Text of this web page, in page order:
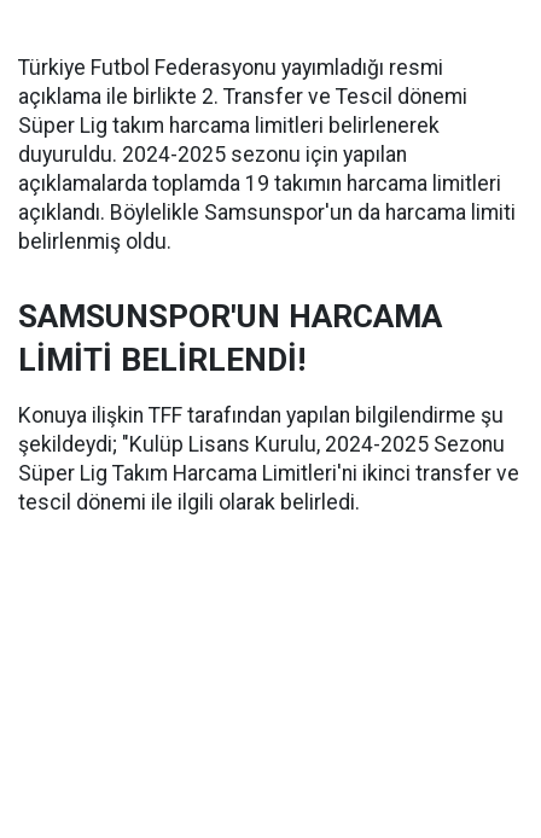
Türkiye Futbol Federasyonu yayımladığı resmi
açıklama ile birlikte 2. Transfer ve Tescil dönemi
Süper Lig takım harcama limitleri belirlenerek
duyuruldu. 2024-2025 sezonu için yapılan
açıklamalarda toplamda 19 takımın harcama limitleri
açıklandı. Böylelikle Samsunspor'un da harcama limiti
belirlenmiş oldu.
SAMSUNSPOR'UN HARCAMA
LİMİTİ BELİRLENDİ!
Konuya ilişkin TFF tarafından yapılan bilgilendirme şu
şekildeydi; "Kulüp Lisans Kurulu, 2024-2025 Sezonu
Süper Lig Takım Harcama Limitleri'ni ikinci transfer ve
tescil dönemi ile ilgili olarak belirledi.